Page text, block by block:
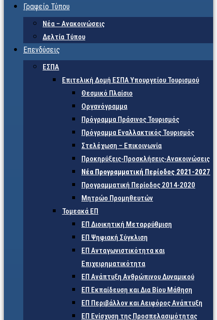
Γραφείο Τύπου
Νέα – Ανακοινώσεις
Δελτία Τύπου
Επενδύσεις
ΕΣΠΑ
Επιτελική Δομή ΕΣΠΑ Υπουργείου Τουρισμού
Θεσμικό Πλαίσιο
Οργανόγραμμα
Πρόγραμμα Πράσινος Τουρισμός
Πρόγραμμα Εναλλακτικός Τουρισμός
Στελέχωση – Επικοινωνία
Προκηρύξεις-Προσκλήσεις-Ανακοινώσεις
Νέα Προγραμματική Περίοδος 2021-2027
Προγραμματική Περίοδος 2014-2020
Μητρώο Προμηθευτών
Τομεακά ΕΠ
ΕΠ Διοικητική Μεταρρύθμιση
ΕΠ Ψηφιακή Σύγκλιση
ΕΠ Ανταγωνιστικότητα και
Επιχειρηματικότητα
ΕΠ Ανάπτυξη Ανθρώπινου Δυναμικού
ΕΠ Εκπαίδευση και Δια Βίου Μάθηση
ΕΠ Περιβάλλον και Αειφόρος Ανάπτυξη
ΕΠ Ενίσχυση της Προσπελασιμότητας